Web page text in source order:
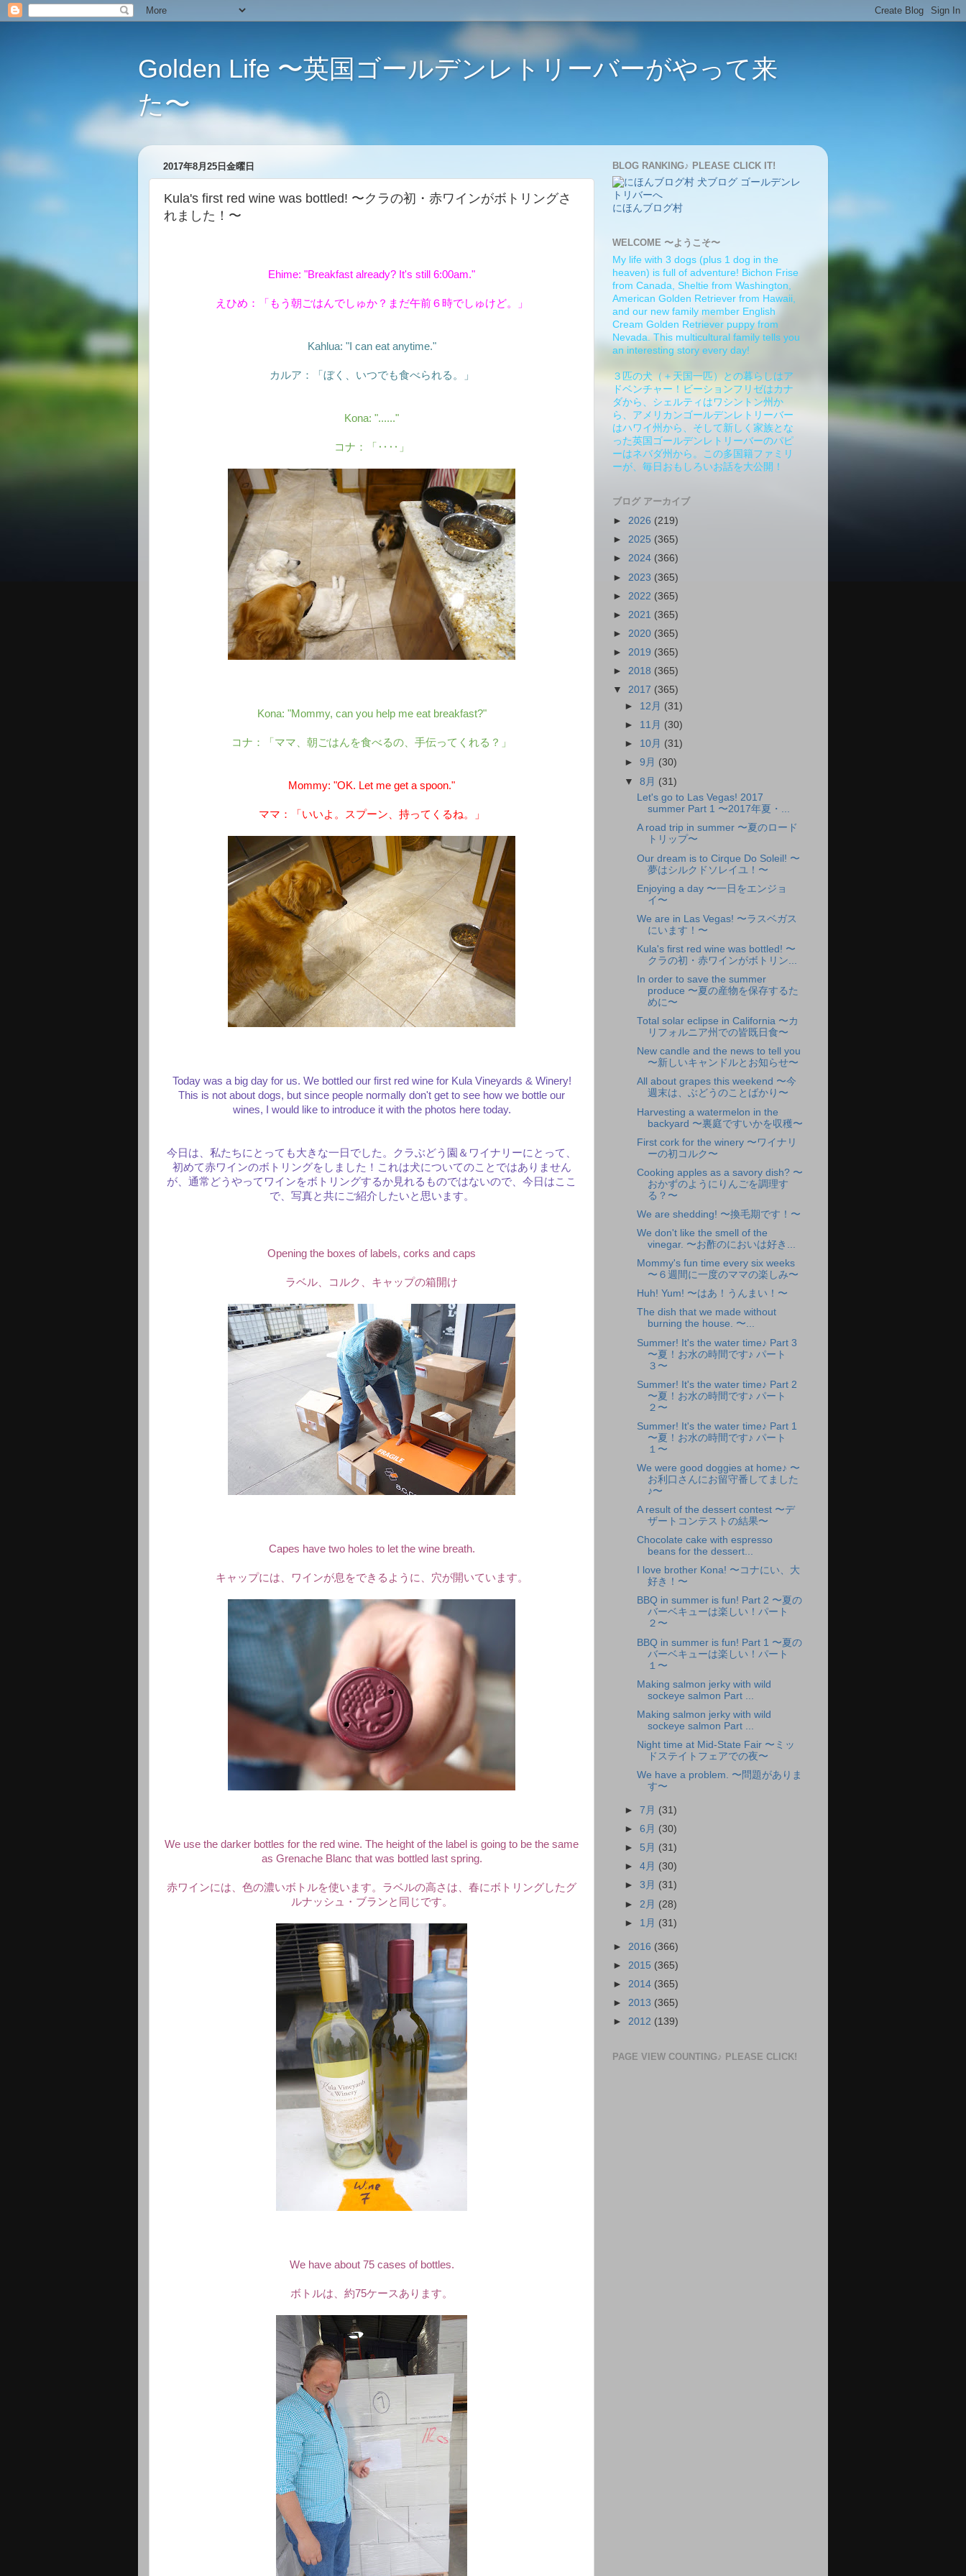
Golden Life 〜英国ゴールデンレトリーバーがやって来
た〜
2017年8月25日金曜日
Kula's first red wine was bottled! 〜クラの初・赤ワインがボトリングさ
れました！〜
Ehime: "Breakfast already? It's still 6:00am."
えひめ：「もう朝ごはんでしゅか？まだ午前６時でしゅけど。」
Kahlua: "I can eat anytime."
カルア：「ぼく、いつでも食べられる。」
Kona: "......"
コナ：「‥‥」
Kona: "Mommy, can you help me eat breakfast?"
コナ：「ママ、朝ごはんを食べるの、手伝ってくれる？」
Mommy: "OK. Let me get a spoon."
ママ：「いいよ。スプーン、持ってくるね。」
Today was a big day for us. We bottled our first red wine for Kula Vineyards & Winery!
This is not about dogs, but since people normally don't get to see how we bottle our
wines, I would like to introduce it with the photos here today.
今日は、私たちにとっても大きな一日でした。クラぶどう園＆ワイナリーにとって、
初めて赤ワインのボトリングをしました！これは犬についてのことではありません
が、通常どうやってワインをボトリングするか見れるものではないので、今日はここ
で、写真と共にご紹介したいと思います。
Opening the boxes of labels, corks and caps
ラベル、コルク、キャップの箱開け
Capes have two holes to let the wine breath.
キャップには、ワインが息をできるように、穴が開いています。
We use the darker bottles for the red wine. The height of the label is going to be the same
as Grenache Blanc that was bottled last spring.
赤ワインには、色の濃いボトルを使います。ラベルの高さは、春にボトリングしたグ
ルナッシュ・ブランと同じです。
We have about 75 cases of bottles.
ボトルは、約75ケースあります。
BLOG RANKING♪ PLEASE CLICK IT!
にほんブログ村
WELCOME 〜ようこそ〜
My life with 3 dogs (plus 1 dog in the
heaven) is full of adventure! Bichon Frise
from Canada, Sheltie from Washington,
American Golden Retriever from Hawaii,
and our new family member English
Cream Golden Retriever puppy from
Nevada. This multicultural family tells you
an interesting story every day!
３匹の犬（＋天国一匹）との暮らしはア
ドベンチャー！ビーションフリゼはカナ
ダから、シェルティはワシントン州か
ら、アメリカンゴールデンレトリーバー
はハワイ州から、そして新しく家族とな
った英国ゴールデンレトリーバーのパピ
ーはネバダ州から。この多国籍ファミリ
ーが、毎日おもしろいお話を大公開！
ブログ アーカイブ
► 2026 (219)
► 2025 (365)
► 2024 (366)
► 2023 (365)
► 2022 (365)
► 2021 (365)
► 2020 (365)
► 2019 (365)
► 2018 (365)
▼ 2017 (365)
► 12月 (31)
► 11月 (30)
► 10月 (31)
►9月 (30)
▼8月 (31)
Let's go to Las Vegas! 2017
summer Part 1 〜2017年夏・...
A road trip in summer 〜夏のロード
トリップ〜
Our dream is to Cirque Do Soleil! 〜
夢はシルクドソレイユ！〜
Enjoying a day 〜一日をエンジョ
イ〜
We are in Las Vegas! 〜ラスベガス
にいます！〜
Kula's first red wine was bottled! 〜
クラの初・赤ワインがボトリン...
In order to save the summer
produce 〜夏の産物を保存するた
めに〜
Total solar eclipse in California 〜カ
リフォルニア州での皆既日食〜
New candle and the news to tell you
〜新しいキャンドルとお知らせ〜
All about grapes this weekend 〜今
週末は、ぶどうのことばかり〜
Harvesting a watermelon in the
backyard 〜裏庭ですいかを収穫〜
First cork for the winery 〜ワイナリ
ーの初コルク〜
Cooking apples as a savory dish? 〜
おかずのようにりんごを調理す
る？〜
We are shedding! 〜換毛期です！〜
We don't like the smell of the
vinegar. 〜お酢のにおいは好き...
Mommy's fun time every six weeks
〜６週間に一度のママの楽しみ〜
Huh! Yum! 〜はあ！うんまい！〜
The dish that we made without
burning the house. 〜...
Summer! It's the water time♪ Part 3
〜夏！お水の時間です♪ パート
３〜
Summer! It's the water time♪ Part 2
〜夏！お水の時間です♪ パート
２〜
Summer! It's the water time♪ Part 1
〜夏！お水の時間です♪ パート
１〜
We were good doggies at home♪ 〜
お利口さんにお留守番してました
♪〜
A result of the dessert contest 〜デ
ザートコンテストの結果〜
Chocolate cake with espresso
beans for the dessert...
I love brother Kona! 〜コナにい、大
好き！〜
BBQ in summer is fun! Part 2 〜夏の
バーベキューは楽しい！パート
２〜
BBQ in summer is fun! Part 1 〜夏の
バーベキューは楽しい！パート
１〜
Making salmon jerky with wild
sockeye salmon Part ...
Making salmon jerky with wild
sockeye salmon Part ...
Night time at Mid-State Fair 〜ミッ
ドステイトフェアでの夜〜
We have a problem. 〜問題がありま
す〜
►7月 (31)
►6月 (30)
► 5月 (31)
►4月 (30)
►3月 (31)
► 2月 (28)
► 1月 (31)
► 2016 (366)
► 2015 (365)
► 2014 (365)
► 2013 (365)
► 2012 (139)
PAGE VIEW COUNTING♪ PLEASE CLICK!